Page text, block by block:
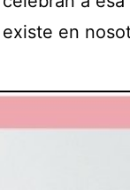
existe en